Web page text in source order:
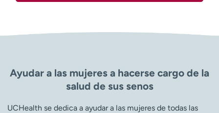
Ayudar a las mujeres a hacerse cargo de la
salud de sus senos
UCHealth se dedica a ayudar a las mujeres de todas las